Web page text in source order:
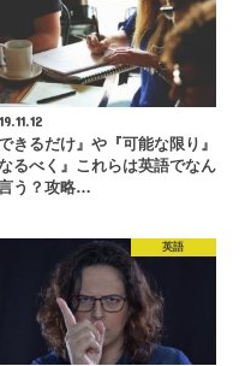
できるだけ』や『可能な限り』
なるべく』これらは英語でなん
う？攻略…
英語